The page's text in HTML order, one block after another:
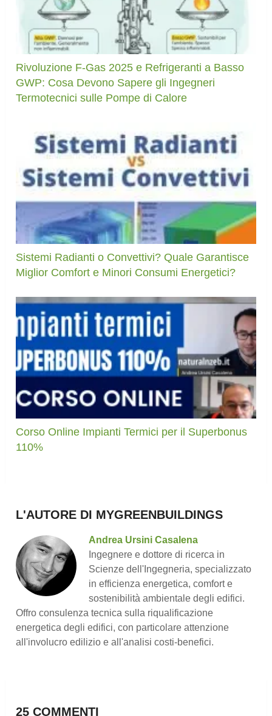
Rivoluzione F-Gas 2025 e Refrigeranti a Basso
GWP: Cosa Devono Sapere gli Ingegneri
Termotecnici sulle Pompe di Calore
Sistemi Radianti o Convettivi? Quale Garantisce
Miglior Comfort e Minori Consumi Energetici?
Corso Online Impianti Termici per il Superbonus
110%
L'AUTORE DI MYGREENBUILDINGS
Andrea Ursini Casalena
Ingegnere e dottore di ricerca in
Scienze dell'Ingegneria, specializzato
in efficienza energetica, comfort e
sostenibilità ambientale degli edifici.
Offro consulenza tecnica sulla riqualificazione
energetica degli edifici, con particolare attenzione
all'involucro edilizio e all'analisi costi-benefici.
25 COMMENTI